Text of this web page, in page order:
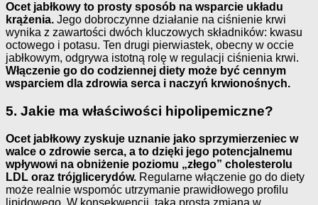
Ocet jabłkowy to prosty sposób na wsparcie układu
krążenia. Jego dobroczynne działanie na ciśnienie krwi
wynika z zawartości dwóch kluczowych składników: kwasu
octowego i potasu. Ten drugi pierwiastek, obecny w occie
jabłkowym, odgrywa istotną rolę w regulacji ciśnienia krwi.
Włączenie go do codziennej diety może być cennym
wsparciem dla zdrowia serca i naczyń krwionośnych.
5. Jakie ma właściwości hipolipemiczne?
Ocet jabłkowy zyskuje uznanie jako sprzymierzeniec w
walce o zdrowie serca, a to dzięki jego potencjalnemu
wpływowi na obniżenie poziomu „złego” cholesterolu
LDL oraz trójglicerydów. Regularne włączenie go do diety
może realnie wspomóc utrzymanie prawidłowego profilu
lipidowego. W konsekwencji, taka prosta zmiana w